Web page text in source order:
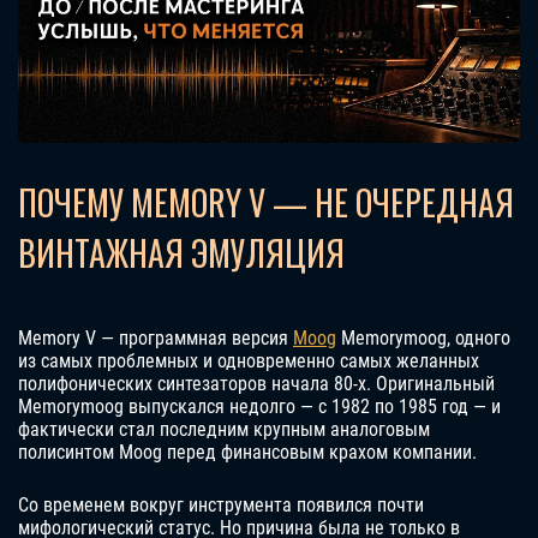
ПОЧЕМУ MEMORY V — НЕ ОЧЕРЕДНАЯ
ВИНТАЖНАЯ ЭМУЛЯЦИЯ
Memory V — программная версия Moog Memorymoog, одного
из самых проблемных и одновременно самых желанных
полифонических синтезаторов начала 80-х. Оригинальный
Memorymoog выпускался недолго — с 1982 по 1985 год — и
фактически стал последним крупным аналоговым
полисинтом Moog перед финансовым крахом компании.
Со временем вокруг инструмента появился почти
мифологический статус. Но причина была не только в